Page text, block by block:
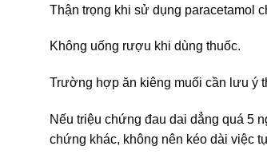
Thận trọng khi sử dụng paracetamol
Không uống rượu khi dùng thuốc.
Trường hợp ăn kiêng muối cần lưu ý
Nếu triệu chứng đau dai dẳng quá 5
chứng khác, không nên kéo dài việc